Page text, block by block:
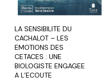
LA SENSIBILITE DU
CACHALOT – LES
EMOTIONS DES
CETACES : UNE
BIOLOGISTE ENGAGEE
A L’ECOUTE